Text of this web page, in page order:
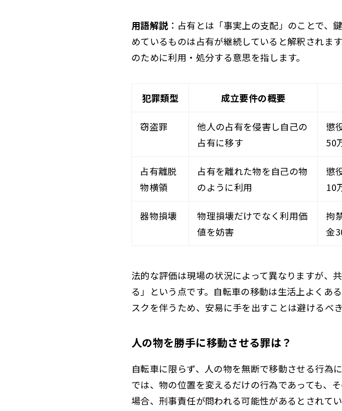
用語解説 ：占有とは「事実上の支配」のことで、
めているものは占有が継続していると解釈されま
のために利用・処分する意思を指します。
犯罪類型 成立要件の概要
窃盗罪
他人の占有を侵害し自己の
占有に移す
懲
50
占有離脱
物横領
占有を離れた物を自己の物
のように利用
懲
10
器物損壊
物理損壊だけでなく利用価
値を妨害
拘
金
法的な評価は現場の状況によって異なりますが、
る」という点です。自転車の移動は生活上よくあ
スクを伴うため、安易に手を出すことは避けるべき
人の物を勝手に移動させる罪は？
自転車に限らず、人の物を無断で移動させる行為
では、物の位置を変えるだけの行為であっても、
場合、刑事責任が問われる可能性があるとされて